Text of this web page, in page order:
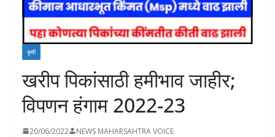
कृषी
खरीप पिकांसाठी हमीभाव जाहीर;
विपणन हंगाम 2022-23
20/06/2022 NEWS MAHARSAHTRA VOICE